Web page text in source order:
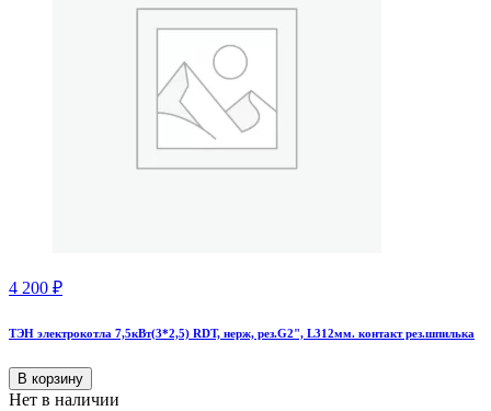
4 200 ₽
ТЭН электрокотла 7,5кВт(3*2,5) RDT, нерж, рез.G2", L312мм. контакт рез.шпилька
В корзину
Нет в наличии